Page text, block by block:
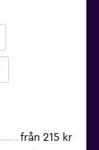
från 215 kr